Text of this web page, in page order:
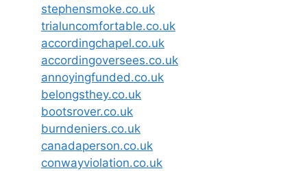
stephensmoke.co.uk
trialuncomfortable.co.uk
accordingchapel.co.uk
accordingoversees.co.uk
annoyingfunded.co.uk
belongsthey.co.uk
bootsrover.co.uk
burndeniers.co.uk
canadaperson.co.uk
conwayviolation.co.uk